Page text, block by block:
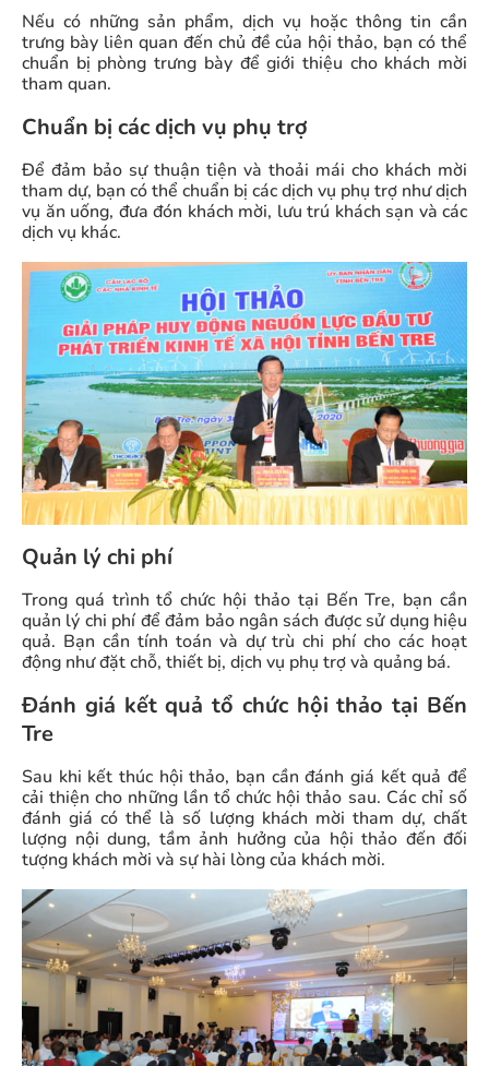
Nếu có những sản phẩm, dịch vụ hoặc thông tin cần
trưng bày liên quan đến chủ đề của hội thảo, bạn có thể
chuẩn bị phòng trưng bày để giới thiệu cho khách mời
tham quan.
Chuẩn bị các dịch vụ phụ trợ
Để đảm bảo sự thuận tiện và thoải mái cho khách mời
tham dự, bạn có thể chuẩn bị các dịch vụ phụ trợ như dịch
vụ ăn uống, đưa đón khách mời, lưu trú khách sạn và các
dịch vụ khác.
Quản lý chi phí
Trong quá trình tổ chức hội thảo tại Bến Tre, bạn cần
quản lý chi phí để đảm bảo ngân sách được sử dụng hiệu
quả. Bạn cần tính toán và dự trù chi phí cho các hoạt
động như đặt chỗ, thiết bị, dịch vụ phụ trợ và quảng bá.
Đánh giá kết quả tổ chức hội thảo tại Bến
Tre
Sau khi kết thúc hội thảo, bạn cần đánh giá kết quả để
cải thiện cho những lần tổ chức hội thảo sau. Các chỉ số
đánh giá có thể là số lượng khách mời tham dự, chất
lượng nội dung, tầm ảnh hưởng của hội thảo đến đối
tượng khách mời và sự hài lòng của khách mời.